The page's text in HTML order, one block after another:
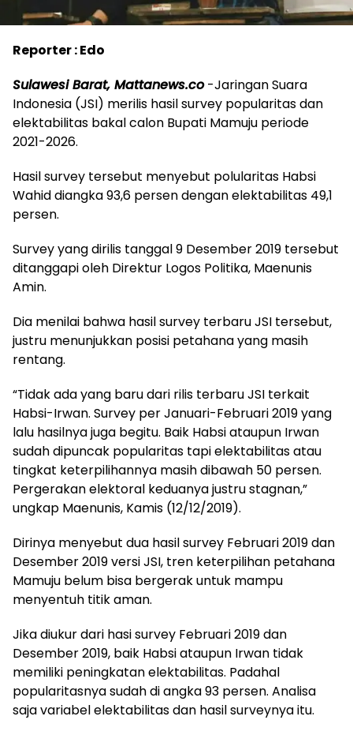
Reporter : Edo
Sulawesi Barat, Mattanews.co-Jaringan Suara
Indonesia (JSI) merilis hasil survey popularitas dan
elektabilitas bakal calon Bupati Mamuju periode
2021-2026.
Hasil survey tersebut menyebut polularitas Habsi
Wahid diangka 93,6 persen dengan elektabilitas 49,1
persen.
Survey yang dirilis tanggal 9 Desember 2019 tersebut
ditanggapi oleh Direktur Logos Politika, Maenunis
Amin.
Dia menilai bahwa hasil survey terbaru JSI tersebut,
justru menunjukkan posisi petahana yang masih
rentang.
“Tidak ada yang baru dari rilis terbaru JSI terkait
Habsi-Irwan. Survey per Januari-Februari 2019 yang
lalu hasilnya juga begitu. Baik Habsi ataupun Irwan
sudah dipuncak popularitas tapi elektabilitas atau
tingkat keterpilihannya masih dibawah 50 persen.
Pergerakan elektoral keduanya justru stagnan,”
ungkap Maenunis, Kamis (12/12/2019).
Dirinya menyebut dua hasil survey Februari 2019 dan
Desember 2019 versi JSI, tren keterpilihan petahana
Mamuju belum bisa bergerak untuk mampu
menyentuh titik aman.
Jika diukur dari hasi survey Februari 2019 dan
Desember 2019, baik Habsi ataupun Irwan tidak
memiliki peningkatan elektabilitas. Padahal
popularitasnya sudah di angka 93 persen. Analisa
saja variabel elektabilitas dan hasil surveynya itu.